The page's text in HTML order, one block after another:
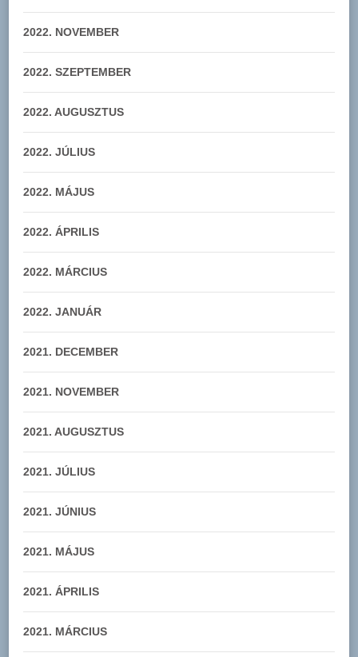
2022. NOVEMBER
2022. SZEPTEMBER
2022. AUGUSZTUS
2022. JÚLIUS
2022. MÁJUS
2022. ÁPRILIS
2022. MÁRCIUS
2022. JANUÁR
2021. DECEMBER
2021. NOVEMBER
2021. AUGUSZTUS
2021. JÚLIUS
2021. JÚNIUS
2021. MÁJUS
2021. ÁPRILIS
2021. MÁRCIUS